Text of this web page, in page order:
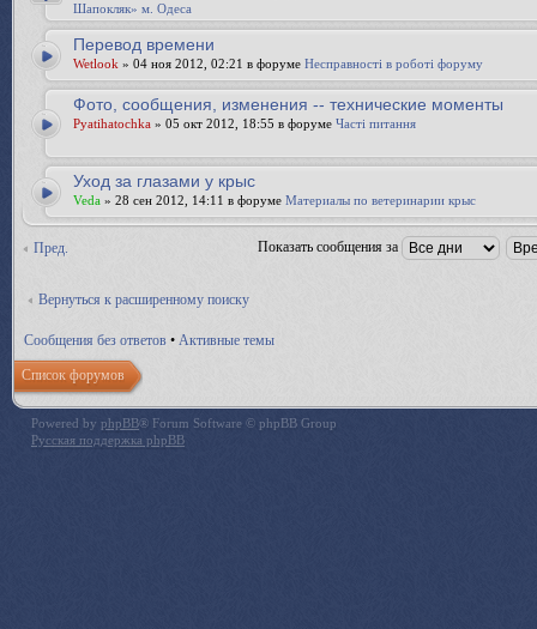
Шапокляк» м. Одеса
Перевод времени
Wetlook » 04 ноя 2012, 02:21 в форуме Несправності в роботі форуму
Фото, сообщения, изменения -- технические моменты
Pyatihatochka » 05 окт 2012, 18:55 в форуме Часті питання
Уход за глазами у крыс
Veda » 28 сен 2012, 14:11 в форуме Материалы по ветеринарии крыс
Пред. Показать сообщения за
Вернуться к расширенному поиску
Сообщения без ответов • Активные темы
Список форумов
Powered by phpBB® Forum Software © phpBB Group
Русская поддержка phpBB